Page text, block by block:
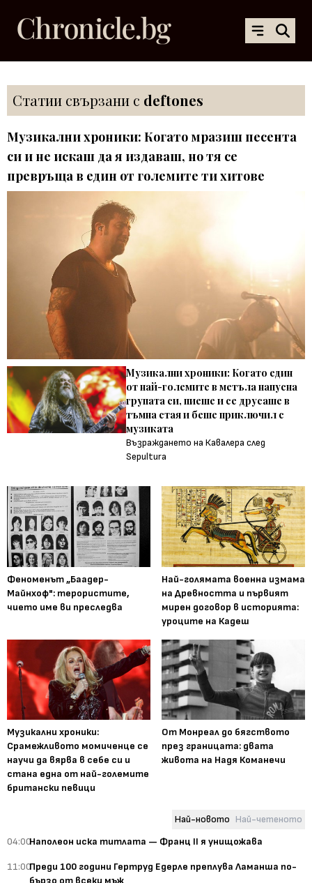
Статии свързани с deftones
Музикални хроники: Когато мразиш песента
си и не искаш да я издаваш, но тя се
превръща в един от големите ти хитове
Музикални хроники: Когато един
от най-големите в метъла напусна
групата си, пиеше и се друсаше в
тъмна стая и беше приключил с
музиката
Възраждането на Кавалера след
Sepultura
Феноменът „Баадер-
Майнхоф": терористите,
чието име ви преследва
Най-голямата военна измама
на Древността и първият
мирен договор в историята:
уроците на Кадеш
Музикални хроники:
Срамежливото момиченце се
научи да вярва в себе си и
стана една от най-големите
британски певици
От Монреал до бягството
през границата: двата
живота на Надя Команечи
Най-новото Най-четеното
04:00Наполеон иска титлата — Франц II я унищожава
11:00Преди 100 години Гертруд Едерле преплува Ламанша по-